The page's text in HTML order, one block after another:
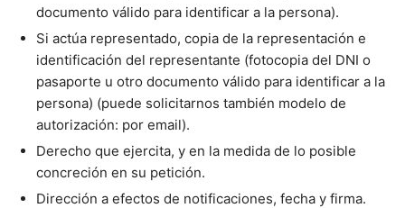
documento válido para identificar a la persona).
Si actúa representado, copia de la representación e
identificación del representante (fotocopia del DNI o
pasaporte u otro documento válido para identificar a la
persona) (puede solicitarnos también modelo de
autorización: por email).
Derecho que ejercita, y en la medida de lo posible
concreción en su petición.
Dirección a efectos de notificaciones, fecha y firma.